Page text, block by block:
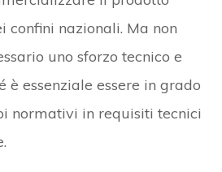
confini nazionali. Ma non
uno sforzo tecnico e
è essenziale essere in grado
normativi in requisiti tecnici